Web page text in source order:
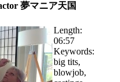
夢マニア天国
Length:
06:57
Keywords:
big tits,
blowjob,